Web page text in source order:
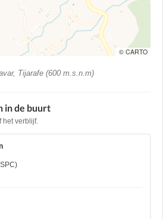
© CARTO
Tijarafe (600 m.s.n.m)
in de buurt
het verblijf.